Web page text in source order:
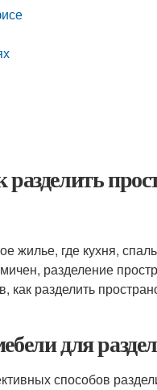
жилье, где кухня,
разделение
как разделить
для
способов